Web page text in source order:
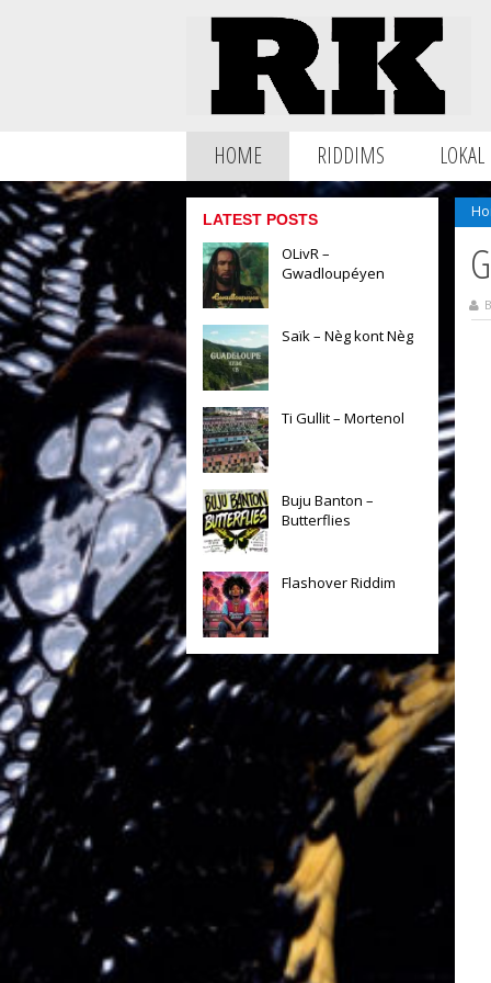
HOME RIDDIMS LOKAL
LATEST POSTS
OLivR –
Gwadloupéyen
Saïk – Nèg kont Nèg
Ti Gullit – Mortenol
Buju Banton –
Butterflies
Flashover Riddim